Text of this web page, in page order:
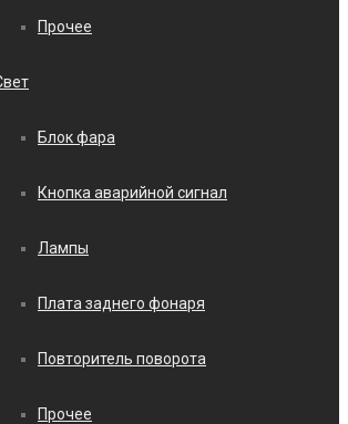
Прочее
Блок фара
Кнопка аварийной сигнал
Лампы
Плата заднего фонаря
Повторитель поворота
Прочее